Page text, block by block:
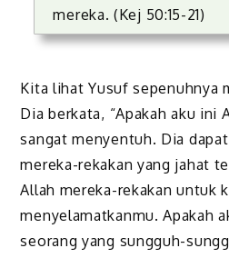
mereka. (Kej 50:15-21)
Kita lihat Yusuf sepenuhnya
Dia berkata, “Apakah aku ini
sangat menyentuh. Dia
mereka-rekakan yang jahat
Allah mereka-rekakan untuk
menyelamatkanmu. Apakah
seorang yang sungguh-